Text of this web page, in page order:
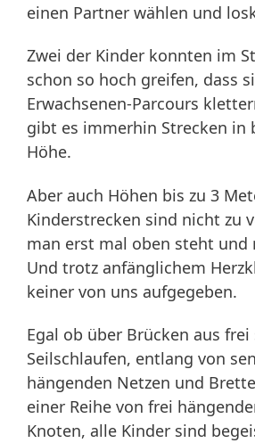
einen Partner wählen und
Zwei der Kinder konnten im
schon so hoch greifen, dass
Erwachsenen-Parcours
gibt es immerhin Strecken in
Höhe.
Aber auch Höhen bis zu 3
Kinderstrecken sind nicht zu
man erst mal oben steht
Und trotz anfänglichem
keiner von uns aufgegeben.
Egal ob über Brücken aus
Seilschlaufen, entlang von
hängenden Netzen und
einer Reihe von frei
Knoten, alle Kinder sind